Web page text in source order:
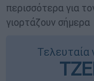
περισσότερα για
γιορτάζουν σήμερα
Τελευταία